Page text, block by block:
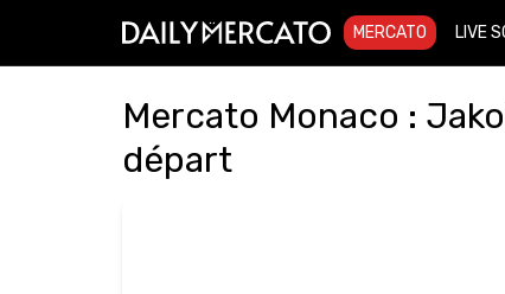
MERCATO LIVE
Mercato Monaco :
départ